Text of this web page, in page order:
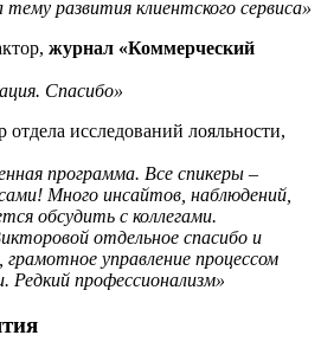
развития клиентского сервиса»
журнал «Коммерческий
Спасибо»
отдела исследований лояльности,
программа. Все спикеры –
Много инсайтов, наблюдений,
обсудить с коллегами.
отдельное спасибо и
управление процессом
Редкий профессионализм»